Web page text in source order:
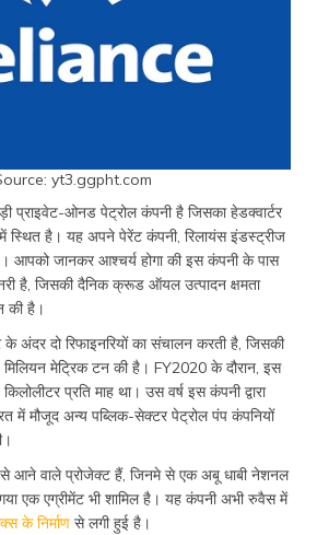
yt3.ggpht.com
प्राइवेट-ओनड पेट्रोल कंपनी है जिसका हेडक्वार्टर
स्थित है। यह अपने पेरेंट कंपनी, रिलायंस इंडस्ट्रीज
आपको जानकर आश्चर्य होगा की इस कंपनी के पास
है, जिसकी दैनिक क्रूड ऑयल उत्पादन क्षमता
की है।
अंदर दो रिफाइनरियों का संचालन करती है, जिसकी
मिलियन मेट्रिक टन की है। FY2020 के दौरान, इस
प्रति माह था। उस वर्ष इस कंपनी द्वारा
में मौजूद अन्य पब्लिक-सेक्टर पेट्रोल पंप कंपनियों
आने वाले प्रोजेक्ट हैं, जिनमे से एक अबू धाबी नेशनल
एक एग्रीमेंट भी शामिल है। यह कंपनी अभी रुवैस में
के निर्माण से लगी हुई है।